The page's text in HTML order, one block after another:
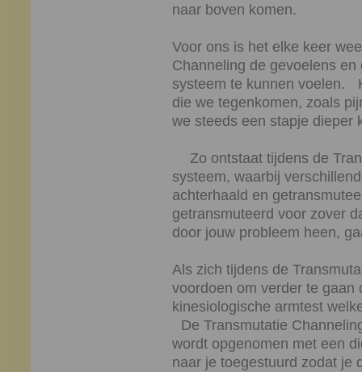
naar boven komen.
Voor ons is het elke keer
Channeling de gevoelens
systeem te kunnen voelen.
die we tegenkomen, zoals
we steeds een stapje dieper
Zo ontstaat tijdens de
systeem, waarbij
achterhaald en
getransmuteerd voor zover
door jouw probleem heen,
Als zich tijdens de
voordoen om verder te gaan
kinesiologische armtest
De Transmutatie
wordt opgenomen met een
naar je toegestuurd zodat je